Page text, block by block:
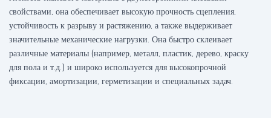
свойствами, она обеспечивает высокую прочность сцепления,
устойчивость к разрыву и растяжению, а также выдерживает
значительные механические нагрузки. Она быстро склеивает
различные материалы (например, металл, пластик, дерево, краску
для пола и т.д.) и широко используется для высокопрочной
фиксации, амортизации, герметизации и специальных задач.